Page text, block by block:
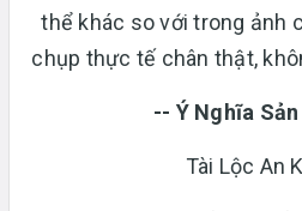
thể khác so với trong ảnh
chụp thực tế chân thật,
-- Ý Nghĩa
Tài Lộc An